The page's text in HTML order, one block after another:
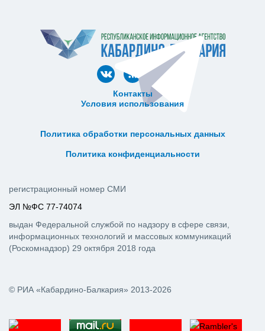
Контакты
Условия использования
Политика обработки персональных данных
Политика конфиденциальности
© РИА «Кабардино-Балкария» 2013-2026
регистрационный номер СМИ
ЭЛ №ФС 77-74074
выдан Федеральной службой по надзору в сфере связи,
информационных технологий и массовых коммуникаций
(Роскомнадзор) 29 октября 2018 года